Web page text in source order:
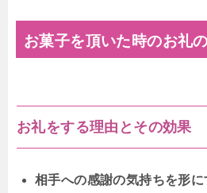
お菓子を頂いた時のお礼
お礼をする理由とその効果
相手への感謝の気持ちを形に